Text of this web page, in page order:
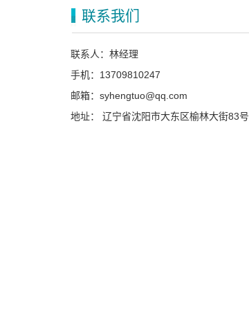
联系我们
联系人：林经理
手机：13709810247
邮箱：syhengtuo@qq.com
地址： 辽宁省沈阳市大东区榆林大街83号